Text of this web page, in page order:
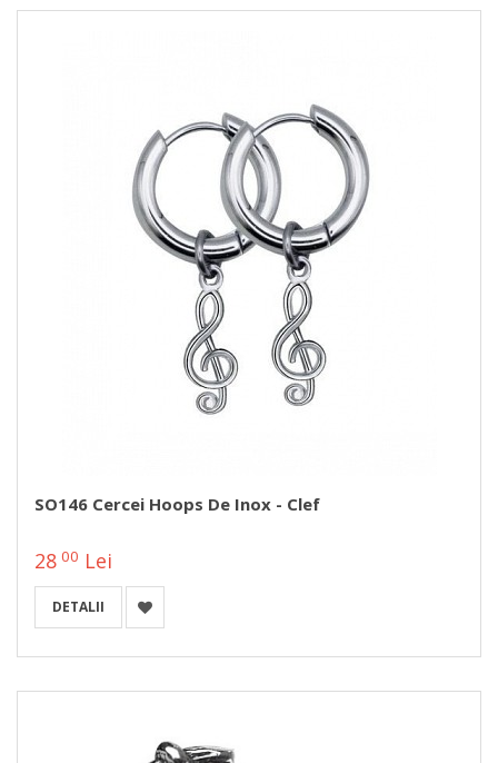
SO146 Cercei Hoops De Inox - Clef
28 00 Lei
DETALII